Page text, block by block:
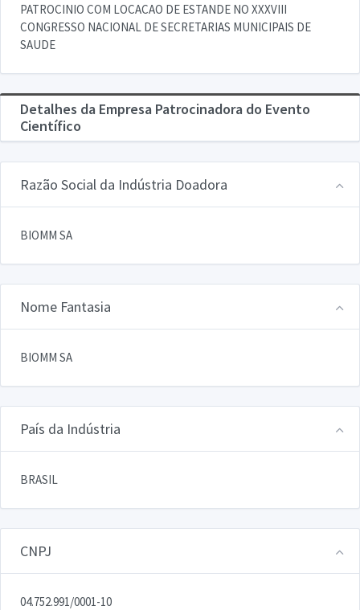
PATROCINIO COM LOCACAO DE ESTANDE NO XXXVIII
CONGRESSO NACIONAL DE SECRETARIAS MUNICIPAIS DE
SAUDE
Detalhes da Empresa Patrocinadora do Evento
Científico
Razão Social da Indústria Doadora
BIOMM SA
Nome Fantasia
BIOMM SA
País da Indústria
BRASIL
CNPJ
04.752.991/0001-10